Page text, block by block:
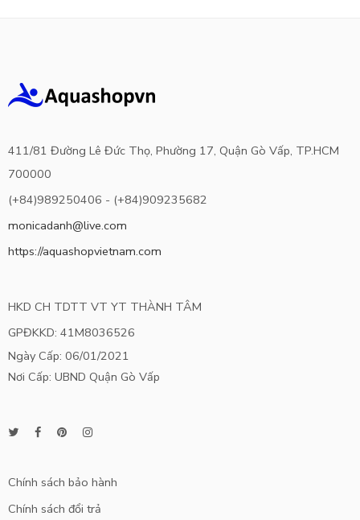
411/81 Đường Lê Đức Thọ, Phường 17, Quận Gò Vấp, TP.HCM
700000
(+84)989250406 - (+84)909235682
monicadanh@live.com
https://aquashopvietnam.com
HKD CH TDTT VT YT THÀNH TÂM
GPĐKKD: 41M8036526
Ngày Cấp: 06/01/2021
Nơi Cấp: UBND Quận Gò Vấp
Chính sách bảo hành
Chính sách đổi trả